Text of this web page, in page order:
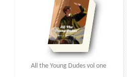
All the Young Dudes vol one